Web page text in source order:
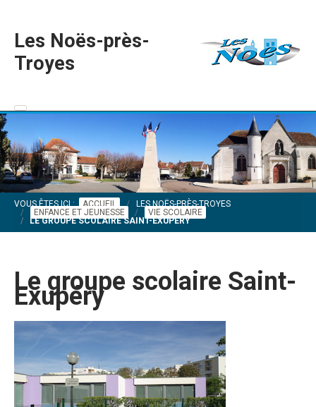
Les Noës-près-
Troyes
VOUS ÊTES ICI : ACCUEIL
LES NOËS-PRÈS-TROYES
ENFANCE ET JEUNESSE
VIE SCOLAIRE
LE GROUPE SCOLAIRE SAINT-EXUPÉRY
Le groupe scolaire Saint-
Exupéry